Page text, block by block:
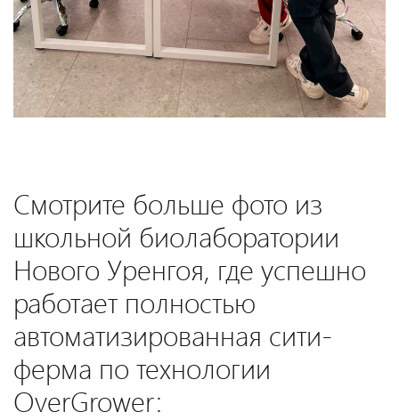
Смотрите больше фото из
школьной биолаборатории
Нового Уренгоя, где успешно
работает полностью
автоматизированная сити-
ферма по технологии
OverGrower: